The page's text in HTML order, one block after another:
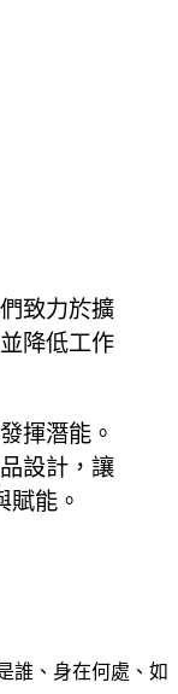
致力於擴
降低工作
揮潛能。
設計，讓
賦能。
誰、身在何處、如